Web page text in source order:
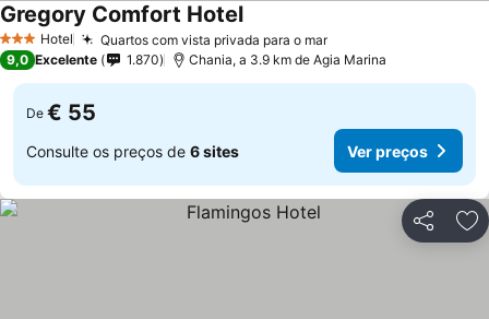
3 EstrelasHotel Quartos com vista privada para o marVer preços
Gregory Comfort HotelVer preços
9,0 Excelente 1.870 Chania, a 3.9 km de Agia Marina
De € 55
Consulte os preços de 6 sites Ver preços
Partilhar